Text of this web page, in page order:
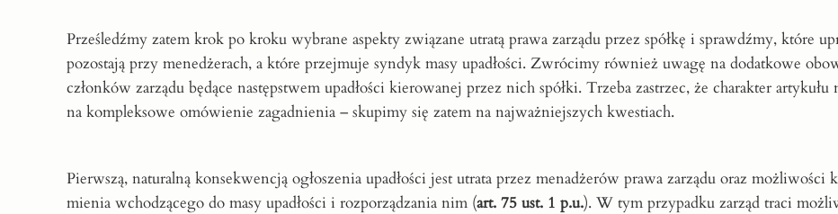
Prześledźmy zatem krok po kroku wybrane aspekty związane utratą prawa zarządu przez spółkę i sprawdźmy, które
pozostają przy menedżerach, a które przejmuje syndyk masy upadłości. Zwrócimy również uwagę na dodatkowe
członków zarządu będące następstwem upadłości kierowanej przez nich spółki. Trzeba zastrzec, że charakter artykułu
na kompleksowe omówienie zagadnienia – skupimy się zatem na najważniejszych kwestiach.
Pierwszą, naturalną konsekwencją ogłoszenia upadłości jest utrata przez menadżerów prawa zarządu oraz możliwości
mienia wchodzącego do masy upadłości i rozporządzania nim (art. 75 ust. 1 p.u.). W tym przypadku zarząd traci